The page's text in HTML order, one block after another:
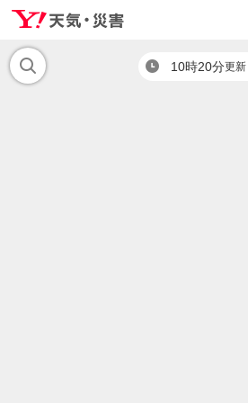
10時20分更新